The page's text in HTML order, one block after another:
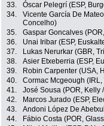
33. Óscar Pelegrí (ESP,
34.
Vicente García De
Concelho)
35. Gaspar Goncalves
36.
Unai Iribar (ESP,
37.
Lukas Nerurkar (GBR,
38.
Asier Etxeberria (ESP,
39.
Robin Carpenter (USA,
40.
Cormac Mcgeough
41.
José Sousa (POR, Kelly
42.
Marcos Jurado (ESP,
43.
Andoni López De
44.
Fábio Costa (POR,